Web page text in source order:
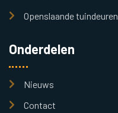
Openslaande tuindeuren
Onderdelen
Nieuws
Contact